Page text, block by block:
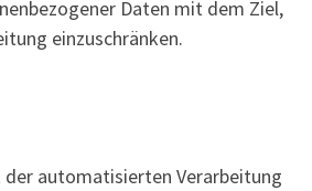
Daten mit dem Ziel,
einzuschränken.
automatisierten Verarbeitung